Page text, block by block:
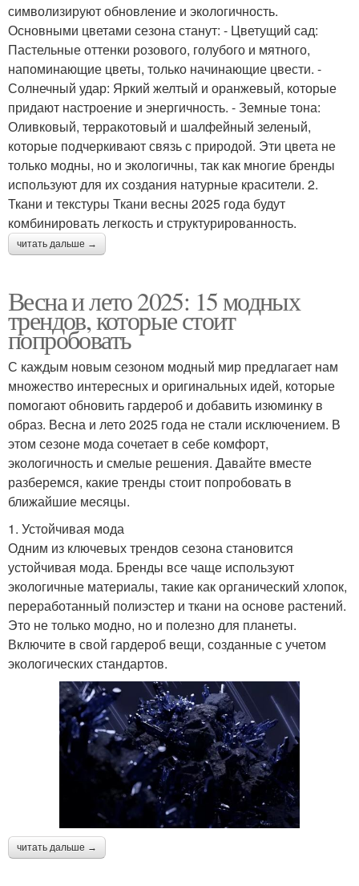
символизируют обновление и экологичность.
Основными цветами сезона станут: - Цветущий сад:
Пастельные оттенки розового, голубого и мятного,
напоминающие цветы, только начинающие цвести. -
Солнечный удар: Яркий желтый и оранжевый, которые
придают настроение и энергичность. - Земные тона:
Оливковый, терракотовый и шалфейный зеленый,
которые подчеркивают связь с природой. Эти цвета не
только модны, но и экологичны, так как многие бренды
используют для их создания натурные красители. 2.
Ткани и текстуры Ткани весны 2025 года будут
комбинировать легкость и структурированность.
читать дальше →
Весна и лето 2025: 15 модных
трендов, которые стоит
попробовать
С каждым новым сезоном модный мир предлагает нам
множество интересных и оригинальных идей, которые
помогают обновить гардероб и добавить изюминку в
образ. Весна и лето 2025 года не стали исключением. В
этом сезоне мода сочетает в себе комфорт,
экологичность и смелые решения. Давайте вместе
разберемся, какие тренды стоит попробовать в
ближайшие месяцы.
1. Устойчивая мода
Одним из ключевых трендов сезона становится
устойчивая мода. Бренды все чаще используют
экологичные материалы, такие как органический хлопок,
переработанный полиэстер и ткани на основе растений.
Это не только модно, но и полезно для планеты.
Включите в свой гардероб вещи, созданные с учетом
экологических стандартов.
читать дальше →